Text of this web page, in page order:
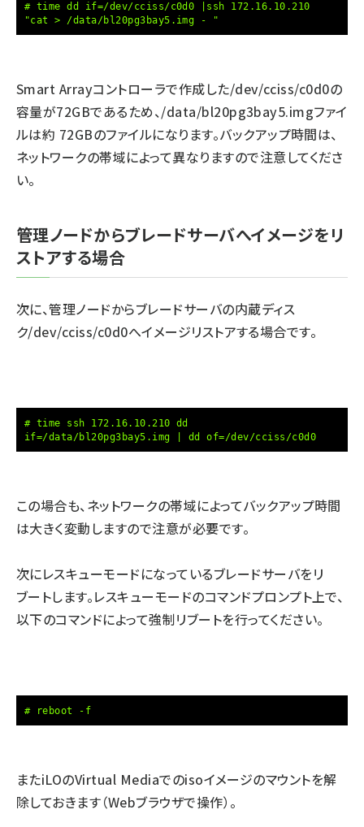
# time dd if=/dev/cciss/c0d0 |ssh 172.16.10.210
"cat > /data/bl20pg3bay5.img - "
Smart Arrayコントローラで作成した/dev/cciss/c0d0の
容量が72GBであるため、/data/bl20pg3bay5.imgファイ
ルは約 72GBのファイルになります。バックアップ時間は、
ネットワークの帯域によって異なりますので注意してくださ
い。
管理ノードからブレードサーバへイメージをリ
ストアする場合
次に、管理ノードからブレードサーバの内蔵ディス
ク/dev/cciss/c0d0へイメージリストアする場合です。
# time ssh 172.16.10.210 dd
if=/data/bl20pg3bay5.img | dd of=/dev/cciss/c0d0
この場合も、ネットワークの帯域によってバックアップ時間
は大きく変動しますので注意が必要です。
次にレスキューモードになっているブレードサーバをリ
ブートします。レスキューモードのコマンドプロンプト上で、
以下のコマンドによって強制リブートを行ってください。
# reboot -f
またiLOのVirtual Mediaでのisoイメージのマウントを解
除しておきます（Webブラウザで操作）。